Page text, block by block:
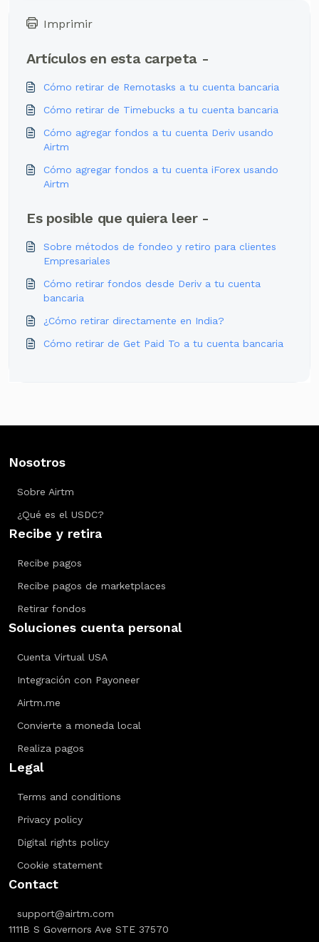
Imprimir
Artículos en esta carpeta -
Cómo retirar de Remotasks a tu cuenta bancaria
Cómo retirar de Timebucks a tu cuenta bancaria
Cómo agregar fondos a tu cuenta Deriv usando
Airtm
Cómo agregar fondos a tu cuenta iForex usando
Airtm
Es posible que quiera leer -
Sobre métodos de fondeo y retiro para clientes
Empresariales
Cómo retirar fondos desde Deriv a tu cuenta
bancaria
¿Cómo retirar directamente en India?
Cómo retirar de Get Paid To a tu cuenta bancaria
Nosotros
Sobre Airtm
¿Qué es el USDC?
Recibe y retira
Recibe pagos
Recibe pagos de marketplaces
Retirar fondos
Soluciones cuenta personal
Cuenta Virtual USA
Integración con Payoneer
Airtm.me
Convierte a moneda local
Realiza pagos
Legal
Terms and conditions
Privacy policy
Digital rights policy
Cookie statement
Contact
support@airtm.com
1111B S Governors Ave STE 37570